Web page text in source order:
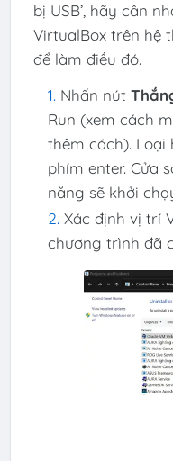
bị USB’, hãy cân
VirtualBox trên hệ
để làm điều đó.
Nhấn nút
Run (xem cách
thêm cách). Loại
phím enter. Cửa
năng sẽ khởi
Xác định vị trí
chương trình đã